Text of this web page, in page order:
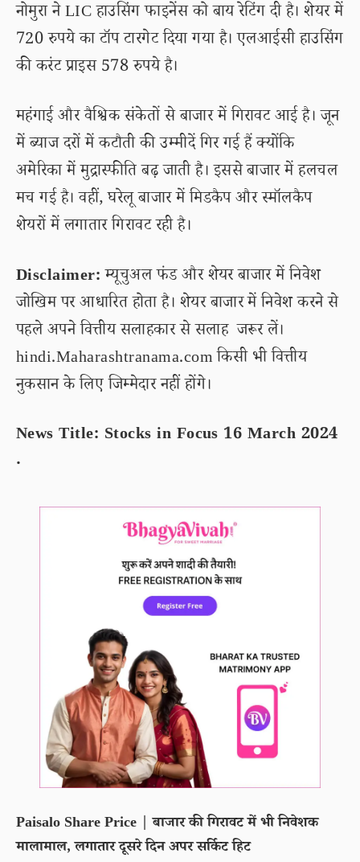
नोमुरा ने LIC हाउसिंग फाइनेंस को बाय रेटिंग दी है। शेयर में
720 रुपये का टॉप टारगेट दिया गया है। एलआईसी हाउसिंग
की करंट प्राइस 578 रुपये है।
महंगाई और वैश्विक संकेतों से बाजार में गिरावट आई है। जून
में ब्याज दरों में कटौती की उम्मीदें गिर गई हैं क्योंकि
अमेरिका में मुद्रास्फीति बढ़ जाती है। इससे बाजार में हलचल
मच गई है। वहीं, घरेलू बाजार में मिडकैप और स्मॉलकैप
शेयरों में लगातार गिरावट रही है।
Disclaimer:म्यूचुअल फंड और शेयर बाजार में निवेश
जोखिम पर आधारित होता है। शेयर बाजार में निवेश करने से
पहले अपने वित्तीय सलाहकार से सलाह जरूर लें।
hindi.Maharashtranama.com किसी भी वित्तीय
नुकसान के लिए जिम्मेदार नहीं होंगे।
News Title: Stocks in Focus 16 March 2024
.
Paisalo Share Price | बाजार की गिरावट में भी निवेशक
मालामाल, लगातार दूसरे दिन अपर सर्किट हिट